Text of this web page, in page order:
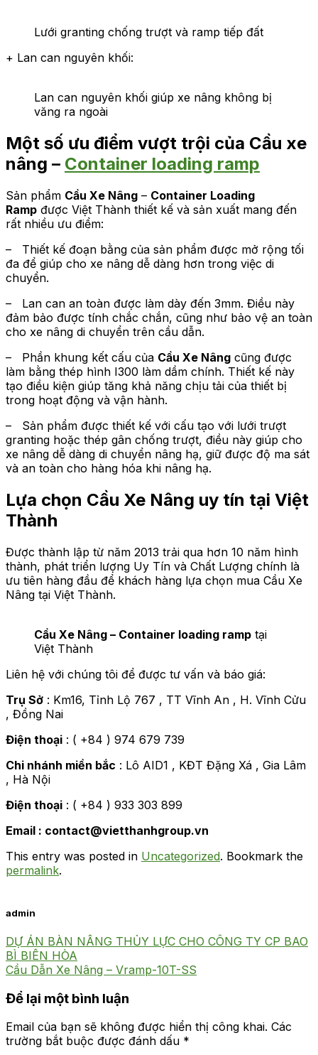
Lưới granting chống trượt và ramp tiếp đất
+ Lan can nguyên khối:
Lan can nguyên khối giúp xe nâng không bị
văng ra ngoài
Một số ưu điểm vượt trội của Cầu xe
nâng – Container loading ramp
Sản phẩm Cầu Xe Nâng – Container Loading
Ramp được Việt Thành thiết kế và sản xuất mang đến
rất nhiều ưu điểm:
– Thiết kế đoạn bằng của sản phẩm được mở rộng tối
đa để giúp cho xe nâng dễ dàng hơn trong việc di
chuyển.
– Lan can an toàn được làm dày đến 3mm. Điều này
đảm bảo được tính chắc chắn, cũng như bảo vệ an toàn
cho xe nâng di chuyển trên cầu dẫn.
– Phần khung kết cấu của Cầu Xe Nâng cũng được
làm bằng thép hình I300 làm dầm chính. Thiết kế này
tạo điều kiện giúp tăng khả năng chịu tải của thiết bị
trong hoạt động và vận hành.
– Sản phẩm được thiết kế với cấu tạo với lưới trượt
granting hoặc thép gân chống trượt, điều này giúp cho
xe nâng dễ dàng di chuyển nâng hạ, giữ được độ ma sát
và an toàn cho hàng hóa khi nâng hạ.
Lựa chọn Cầu Xe Nâng uy tín tại Việt
Thành
Được thành lập từ năm 2013 trải qua hơn 10 năm hình
thành, phát triển lượng Uy Tín và Chất Lượng chính là
ưu tiên hàng đầu để khách hàng lựa chọn mua Cầu Xe
Nâng tại Việt Thành.
Cầu Xe Nâng – Container loading ramp tại
Việt Thành
Liên hệ với chúng tôi để được tư vấn và báo giá:
Trụ Sở : Km16, Tỉnh Lộ 767 , TT Vĩnh An , H. Vĩnh Cửu
, Đồng Nai
Điện thoại : ( +84 ) 974 679 739
Chi nhánh miền bắc : Lô AID1 , KĐT Đặng Xá , Gia Lâm
, Hà Nội
Điện thoại : ( +84 ) 933 303 899
Email : contact@vietthanhgroup.vn
This entry was posted in Uncategorized. Bookmark the
permalink.
admin
DỰ ÁN BÀN NÂNG THỦY LỰC CHO CÔNG TY CP BAO
BÌ BIÊN HÒA
Cầu Dẫn Xe Nâng – Vramp-10T-SS
Để lại một bình luận
Email của bạn sẽ không được hiển thị công khai. Các
trường bắt buộc được đánh dấu *